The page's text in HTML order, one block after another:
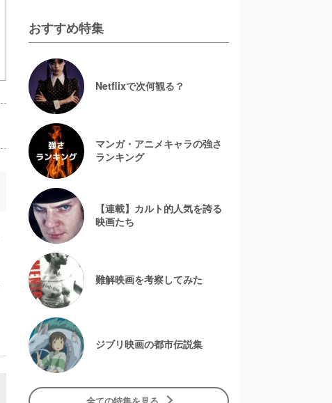
おすすめ特集
Netflixで次何観る？
マンガ・アニメキャラの強さ
ランキング
【連載】カルト的人気を誇る
映画たち
難解映画を考察してみた
ジブリ映画の都市伝説集